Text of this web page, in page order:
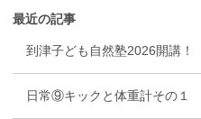
最近の記事
到津子ども自然塾2026開講！
日常⑨キックと体重計その１